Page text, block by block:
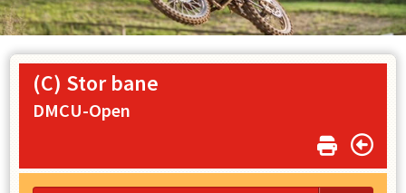
(C) Stor bane
DMCU-Open